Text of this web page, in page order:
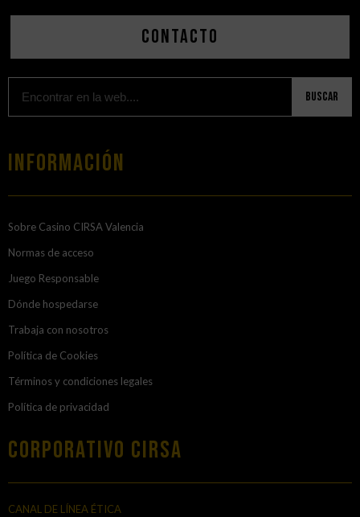
Contacto
Buscar
Información
Sobre Casino CIRSA Valencia
Normas de acceso
Juego Responsable
Dónde hospedarse
Trabaja con nosotros
Política de Cookies
Términos y condiciones legales
Política de privacidad
Corporativo Cirsa
CANAL DE LÍNEA ÉTICA